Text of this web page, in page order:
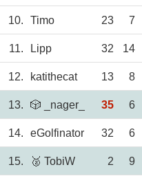
10. Timo 23 7
11. Lipp 32 14
12. katithecat 13 8
13. 🎲 _nager_ 35 6
14. eGolfinator 32 6
15. 🥈 TobiW 2 9